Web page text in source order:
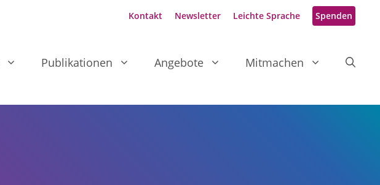
Kontakt Newsletter Leichte Sprache Spenden
Publikationen Angebote Mitmachen